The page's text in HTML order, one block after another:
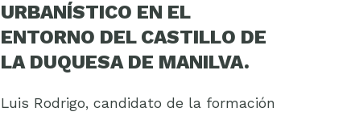
URBANÍSTICO EN EL
ENTORNO DEL CASTILLO DE
LA DUQUESA DE MANILVA.
Luis Rodrigo, candidato de la formación